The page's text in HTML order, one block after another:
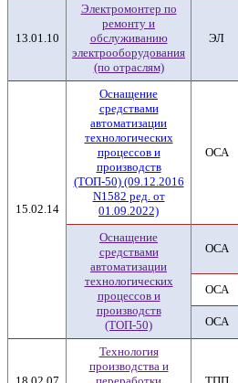
13.01.10
Электромонтер по
ремонту и
обслуживанию
электрооборудования
(по отраслям)
ЭЛ
15.02.14
Оснащение
средствами
автоматизации
технологических
процессов и
производств
(ТОП-50) (09.12.2016
N1582 ред. от
01.09.2022)
ОСА
Оснащение
средствами
автоматизации
технологических
процессов и
производств
(ТОП-50)
ОСА
ОСА
ОСА
Технология
производства и